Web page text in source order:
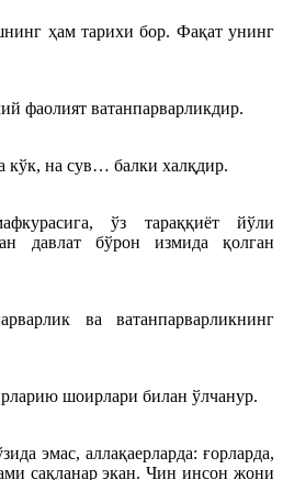
ҳам тарихи бор. Фақат унинг
фаолият ватанпарварликдир.
кўк, на сув… балки халқдир.
ўз тараққиёт йўли
давлат бўрон измида қолган
ва ватанпарварликнинг
шоирлари билан ўлчанур.
эмас, аллақаерларда: ғорларда,
сақланар экан. Чин инсон жони